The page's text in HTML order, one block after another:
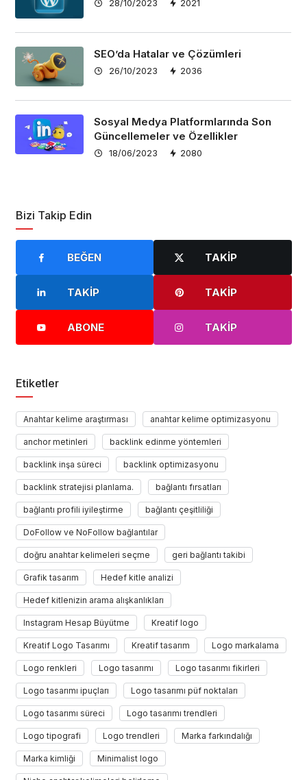
28/10/2023 2021
SEO’da Hatalar ve Çözümleri
26/10/2023 2036
Sosyal Medya Platformlarında Son
Güncellemeler ve Özellikler
18/06/2023 2080
Bizi Takip Edin
BEĞEN TAKIP
TAKIP TAKIP
ABONE TAKIP
Etiketler
Anahtar kelime araştırması anahtar kelime optimizasyonu
anchor metinleri backlink edinme yöntemleri
backlink inşa süreci backlink optimizasyonu
backlink stratejisi planlama. bağlantı fırsatları
bağlantı profili iyileştirme bağlantı çeşitliliği
DoFollow ve NoFollow bağlantılar
doğru anahtar kelimeleri seçme geri bağlantı takibi
Grafik tasarım Hedef kitle analizi
Hedef kitlenizin arama alışkanlıkları
Instagram Hesap Büyütme Kreatif logo
Kreatif Logo Tasarımı Kreatif tasarım Logo markalama
Logo renkleri Logo tasarımı Logo tasarımı fikirleri
Logo tasarımı ipuçları Logo tasarımı püf noktaları
Logo tasarımı süreci Logo tasarımı trendleri
Logo tipografi Logo trendleri Marka farkındalığı
Marka kimliği Minimalist logo